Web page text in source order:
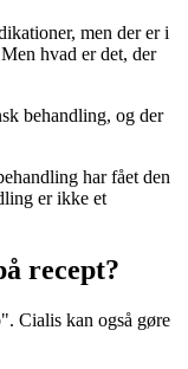
men der er i
hvad er det, der
behandling, og der
har fået den
er ikke et
recept?
Cialis kan også gøre